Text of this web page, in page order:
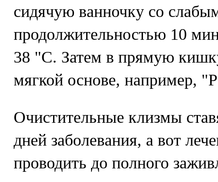
сидячую ванночку со
продолжительностью 10
38 "С. Затем в прямую
мягкой основе, например,
Очистительные клизмы
дней заболевания, а вот
проводить до полного